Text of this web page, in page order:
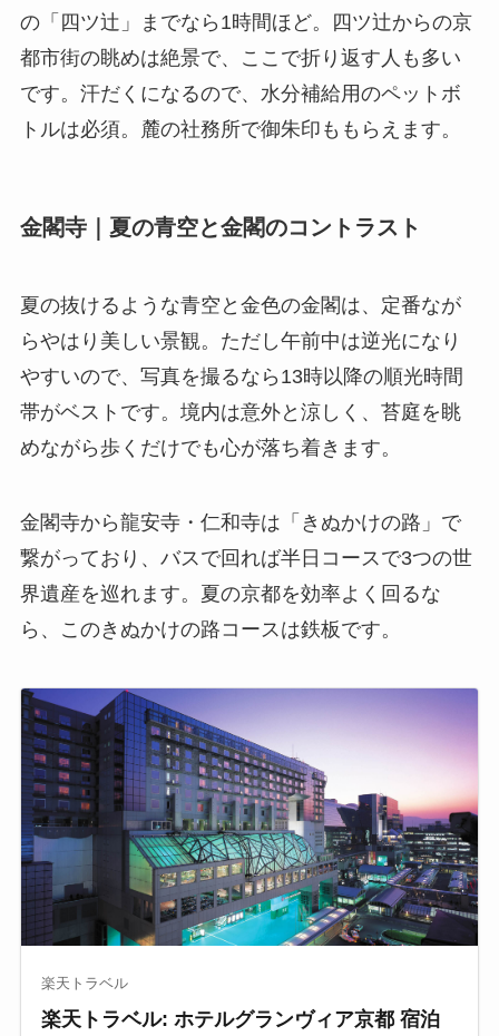
の「四ツ辻」までなら1時間ほど。四ツ辻からの京
都市街の眺めは絶景で、ここで折り返す人も多い
です。汗だくになるので、水分補給用のペットボ
トルは必須。麓の社務所で御朱印ももらえます。
金閣寺｜夏の青空と金閣のコントラスト
夏の抜けるような青空と金色の金閣は、定番なが
らやはり美しい景観。ただし午前中は逆光になり
やすいので、写真を撮るなら13時以降の順光時間
帯がベストです。境内は意外と涼しく、苔庭を眺
めながら歩くだけでも心が落ち着きます。
金閣寺から龍安寺・仁和寺は「きぬかけの路」で
繋がっており、バスで回れば半日コースで3つの世
界遺産を巡れます。夏の京都を効率よく回るな
ら、このきぬかけの路コースは鉄板です。
楽天トラベル
楽天トラベル: ホテルグランヴィア京都 宿泊